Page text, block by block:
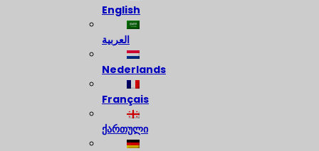
English
العربية
Nederlands
Français
ქართული